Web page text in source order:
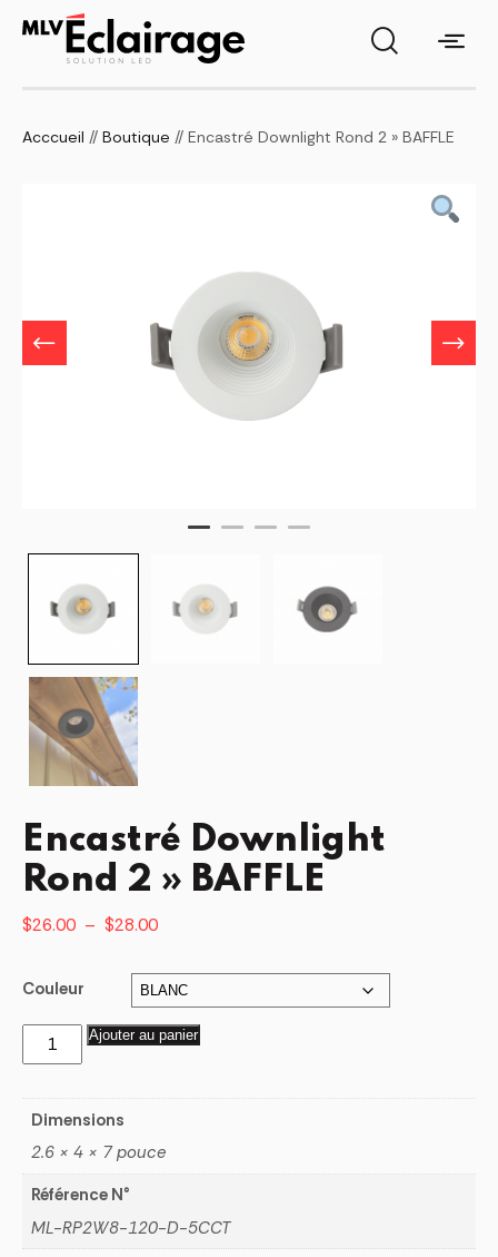
Acccueil // Boutique // Encastré Downlight Rond 2 » BAFFLE
Encastré Downlight
Rond 2 » BAFFLE
$26.00 – $28.00Plage
prix :
$26.00
à
Couleur
quantité
de
Downlight
Rond
2''
BAFFLE
Ajouter au panier
Dimensions
2.6 × 4 × 7 pouce
Référence N°
ML-RP2W8-120-D-5CCT